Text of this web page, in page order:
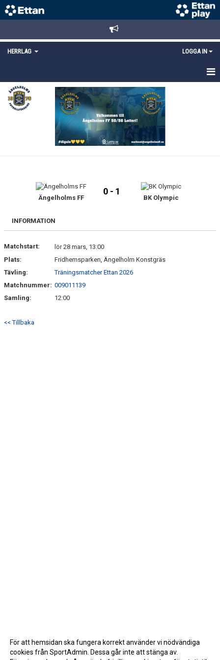
HERRLAG LOGGA IN
HEM
TRUPPEN
Ängelholms FF
0 - 1
BK Olympic
INFORMATION
Matchstart:
lör 28 mars, 13:00
Plats:
Fridhemsparken, Ängelholm Konstgräs
Tävling:
Träningsmatcher Ettan 2026
Matchnummer: 009011139
Samling:
12:00
<< Tillbaka
För att hemsidan ska fungera korrekt använder vi nödvändiga
cookies från SportAdmin. Dessa går inte att stänga av.